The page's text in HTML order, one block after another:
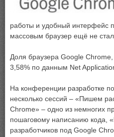
работы и удобный интерфейс
массовым браузер ещё не
Доля браузера Google
3,58% по данным Net
На конференции разработке
несколько сессий – «Пишем
Chrome» – одно из немногих
пошаговому написанию кода,
разработчиков под Google